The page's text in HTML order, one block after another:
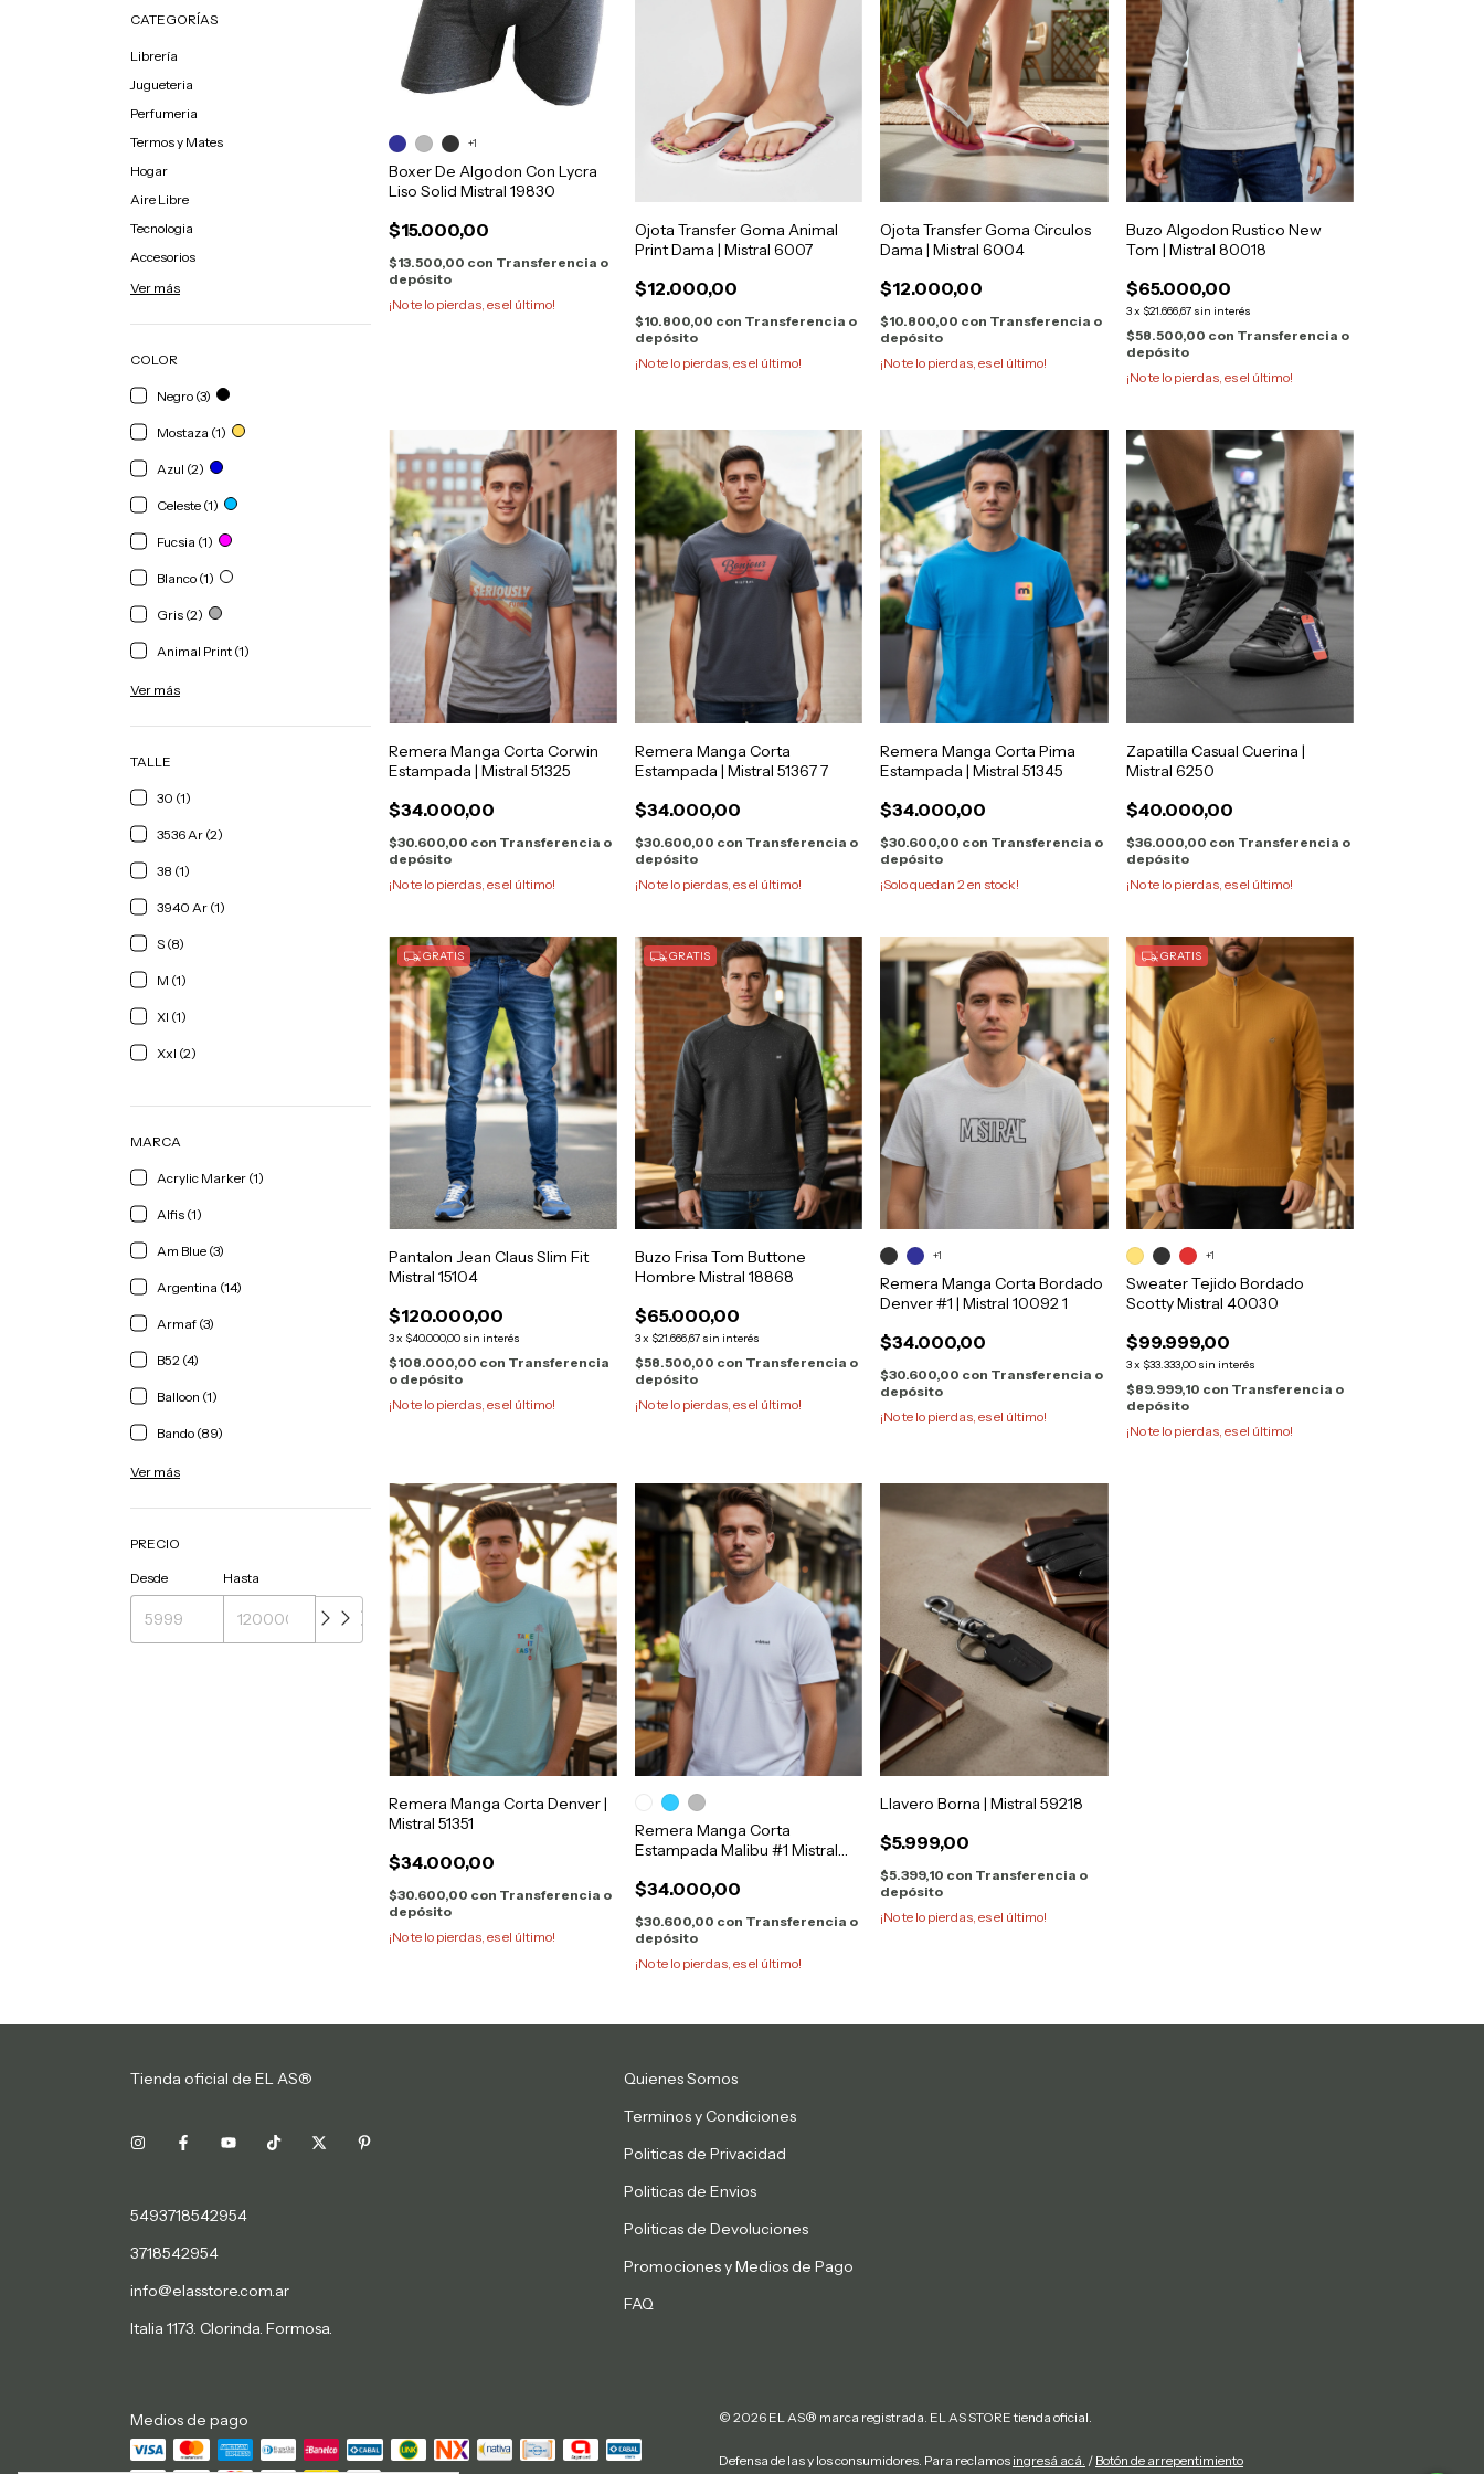
CATEGORÍAS
Librería
Jugueteria
Perfumeria
Termos y Mates
Hogar
Aire Libre
Tecnologia
Accesorios
Ver más
COLOR
Negro (3)
Mostaza (1)
Azul (2)
Celeste (1)
Fucsia (1)
Blanco (1)
Gris (2)
Animal Print (1)
Ver más
TALLE
30 (1)
3536 Ar (2)
38 (1)
3940 Ar (1)
S (8)
M (1)
Xl (1)
Xxl (2)
MARCA
Acrylic Marker (1)
Alfis (1)
Am Blue (3)
Argentina (14)
Armaf (3)
B52 (4)
Balloon (1)
Bando (89)
Ver más
PRECIO
Desde Hasta
Boxer De Algodon Con Lycra
Liso Solid Mistral 19830
$15.000,00
$13.500,00 con Transferencia o
depósito
¡No te lo pierdas, es el último!
+1
Ojota Transfer Goma Animal
Print Dama | Mistral 6007
$12.000,00
$10.800,00 con Transferencia o
depósito
¡No te lo pierdas, es el último!
Ojota Transfer Goma Circulos
Dama | Mistral 6004
$12.000,00
$10.800,00 con Transferencia o
depósito
¡No te lo pierdas, es el último!
Buzo Algodon Rustico New
Tom | Mistral 80018
$65.000,00
3x $21.666,67 sin interés
$58.500,00 con Transferencia o
depósito
¡No te lo pierdas, es el último!
Remera Manga Corta Corwin
Estampada | Mistral 51325
$34.000,00
$30.600,00 con Transferencia o
depósito
¡No te lo pierdas, es el último!
Remera Manga Corta
Estampada | Mistral 51367 7
$34.000,00
$30.600,00 con Transferencia o
depósito
¡No te lo pierdas, es el último!
Remera Manga Corta Pima
Estampada | Mistral 51345
$34.000,00
$30.600,00 con Transferencia o
depósito
¡Solo quedan2 en stock!
Zapatilla Casual Cuerina |
Mistral 6250
$40.000,00
$36.000,00 con Transferencia o
depósito
¡No te lo pierdas, es el último!
GRATIS
Pantalon Jean Claus Slim Fit
Mistral 15104
$120.000,00
3x $40.000,00 sin interés
$108.000,00 con Transferencia
o depósito
¡No te lo pierdas, es el último!
GRATIS
Buzo Frisa Tom Buttone
Hombre Mistral 18868
$65.000,00
3x $21.666,67 sin interés
$58.500,00 con Transferencia o
depósito
¡No te lo pierdas, es el último!
Remera Manga Corta Bordado
Denver #1 | Mistral 10092 1
$34.000,00
$30.600,00 con Transferencia o
depósito
¡No te lo pierdas, es el último!
+1
GRATIS
Sweater Tejido Bordado
Scotty Mistral 40030
$99.999,00
3x $33.333,00 sin interés
$89.999,10 con Transferencia o
depósito
¡No te lo pierdas, es el último!
+1
Remera Manga Corta Denver |
Mistral 51351
$34.000,00
$30.600,00 con Transferencia o
depósito
¡No te lo pierdas, es el último!
Remera Manga Corta
Estampada Malibu #1 Mistral
$34.000,00
$30.600,00 con Transferencia o
depósito
¡No te lo pierdas, es el último!
Llavero Borna | Mistral 59218
$5.999,00
$5.399,10 con Transferencia o
depósito
¡No te lo pierdas, es el último!
Tienda oficial de EL AS®
5493718542954
3718542954
info@elasstore.com.ar
Italia 1173. Clorinda. Formosa.
Quienes Somos
Terminos y Condiciones
Politicas de Privacidad
Politicas de Envios
Politicas de Devoluciones
Promociones y Medios de Pago
FAQ
Medios de pago © 2026 EL AS® marca registrada. EL AS STORE tienda oficial.
Defensa de las y los consumidores. Para reclamos ingresá acá. / Botón de arrepentimiento